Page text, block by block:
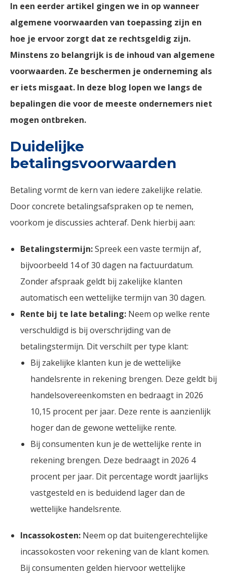
In een eerder artikel gingen we in op wanneer
algemene voorwaarden van toepassing zijn en
hoe je ervoor zorgt dat ze rechtsgeldig zijn.
Minstens zo belangrijk is de inhoud van algemene
voorwaarden. Ze beschermen je onderneming als
er iets misgaat. In deze blog lopen we langs de
bepalingen die voor de meeste ondernemers niet
mogen ontbreken.
Duidelijke
betalingsvoorwaarden
Betaling vormt de kern van iedere zakelijke relatie.
Door concrete betalingsafspraken op te nemen,
voorkom je discussies achteraf. Denk hierbij aan:
Betalingstermijn:Spreek een vaste termijn af,
bijvoorbeeld 14 of 30 dagen na factuurdatum.
Zonder afspraak geldt bij zakelijke klanten
automatisch een wettelijke termijn van 30 dagen.
Rente bij te late betaling: Neem op welke rente
verschuldigd is bij overschrijding van de
betalingstermijn. Dit verschilt per type klant:
Bij zakelijke klanten kun je de wettelijke
handelsrente in rekening brengen. Deze geldt bij
handelsovereenkomsten en bedraagt in 2026
10,15 procent per jaar. Deze rente is aanzienlijk
hoger dan de gewone wettelijke rente.
Bij consumenten kun je de wettelijke rente in
rekening brengen. Deze bedraagt in 2026 4
procent per jaar. Dit percentage wordt jaarlijks
vastgesteld en is beduidend lager dan de
wettelijke handelsrente.
Incassokosten: Neem op dat buitengerechtelijke
incassokosten voor rekening van de klant komen.
Bij consumenten gelden hiervoor wettelijke